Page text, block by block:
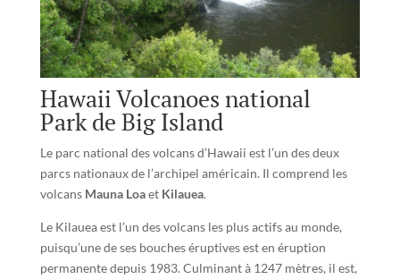
Hawaii Volcanoes national
Park de Big Island
Le parc national des volcans d’Hawaii est l’un des deux
parcs nationaux de l’archipel américain. Il comprend les
volcans Mauna Loaet Kilauea.
Le Kilauea est l’un des volcans les plus actifs au monde,
puisqu’une de ses bouches éruptives est en éruption
permanente depuis 1983. Culminant à 1247 mètres, il est,